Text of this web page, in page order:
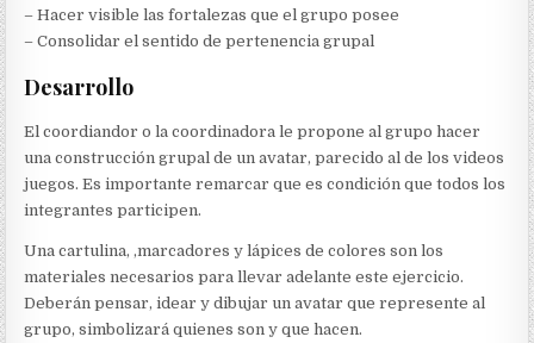
– Hacer visible las fortalezas que el grupo posee
– Consolidar el sentido de pertenencia grupal
Desarrollo
El coordiandor o la coordinadora le propone al grupo hacer
una construcción grupal de un avatar, parecido al de los videos
juegos. Es importante remarcar que es condición que todos los
integrantes participen.
Una cartulina, ,marcadores y lápices de colores son los
materiales necesarios para llevar adelante este ejercicio.
Deberán pensar, idear y dibujar un avatar que represente al
grupo, simbolizará quienes son y que hacen.